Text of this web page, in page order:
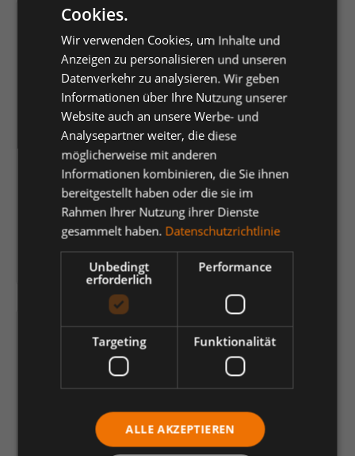
teXXor® Warnschutz-Latzhose HAMILTON
Variante wählen ( )
Cookies.
Wir verwenden Cookies, um Inhalte und
Anzeigen zu personalisieren und unseren
Datenverkehr zu analysieren. Wir geben
Informationen über Ihre Nutzung unserer
Website auch an unsere Werbe- und
Analysepartner weiter, die diese
möglicherweise mit anderen
Informationen kombinieren, die Sie ihnen
bereitgestellt haben oder die sie im
Rahmen Ihrer Nutzung ihrer Dienste
gesammelt haben. Datenschutzrichtlinie
Unbedingt
erforderlich
Performance
Targeting Funktionalität
ALLE AKZEPTIEREN